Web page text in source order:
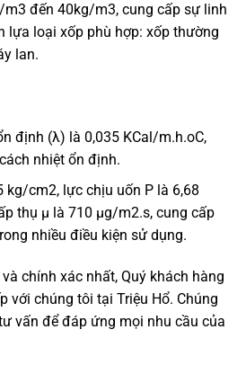
đến 40kg/m3, cung cấp sự linh
lựa loại xốp phù hợp: xốp thường
lan.
định (λ) là 0,035 KCal/m.h.oC,
nhiệt ổn định.
kg/cm2, lực chịu uốn P là 6,68
thụ μ là 710 μg/m2.s, cung cấp
nhiều điều kiện sử dụng.
chính xác nhất, Quý khách hàng
với chúng tôi tại Triệu Hổ. Chúng
vấn để đáp ứng mọi nhu cầu của